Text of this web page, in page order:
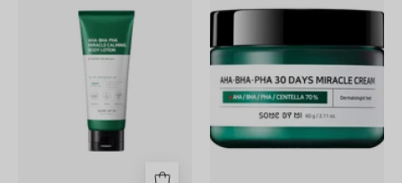
Miracle
Calming
Body
Lotion
Days
Miracle
Cream